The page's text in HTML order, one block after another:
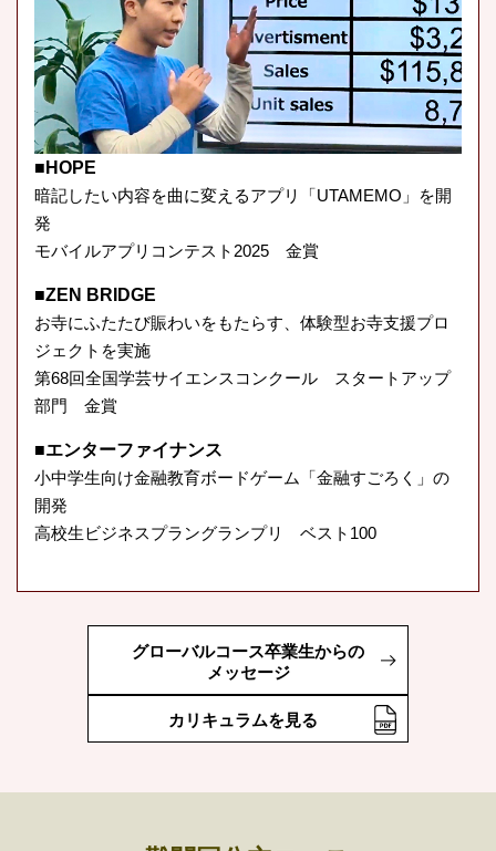
■HOPE
暗記したい内容を曲に変えるアプリ「UTAMEMO」を開
発
モバイルアプリコンテスト2025 金賞
■ZEN BRIDGE
お寺にふたたび賑わいをもたらす、体験型お寺支援プロ
ジェクトを実施
第68回全国学芸サイエンスコンクール スタートアップ
部門 金賞
■エンターファイナンス
小中学生向け金融教育ボードゲーム「金融すごろく」の
開発
高校生ビジネスプラングランプリ ベスト100
グローバルコース卒業生からの
メッセージ
カリキュラムを見る